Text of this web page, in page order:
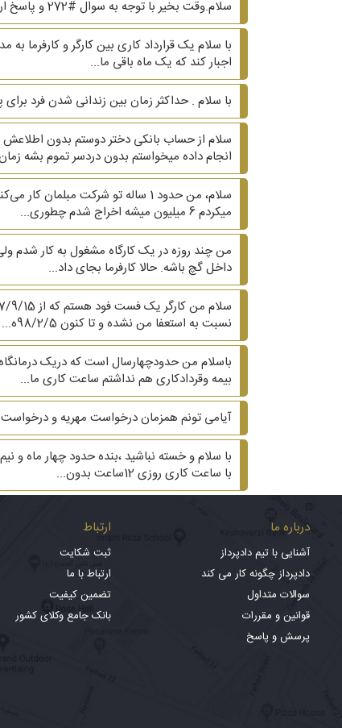
سلام.وقت بخیر با توجه به سوال #272 و پاسخ ارسال شده هزینه تنظیم قرارداد انتقال حقوق مالکیت فکری توسط مجموعه شما (دادپرداز) چقدر میشه؟
با سلام یک قرارداد کاری بین کارگر و کارفرما
اجبار کند که یک ماه باقی ما...
با سلام . حداکثر زمان بین زندانی شدن فرد
سلام از حساب بانکی دختر دوستم بدون
انجام داده میخواستم بدون دردسر تموم بشه
میکردم 6 میلیون میشه اخراج شدم چطوری...
من چند روزه در یک کارگاه مشغول به کار شدم
داخل گچ باشه. حالا کارفرما بجای داد...
نسبت به استعفا من نشده و تا کنون 98/2/5ه...
باسلام من حدودچهارسال است که دریک
بیمه وقردادکاری هم نداشتم ساعت کاری ما...
آیامی تونم همزمان درخواست مهریه و
با ساعت کاری روزی 12ساعت بدون...
درباره ما
آشنایی با تیم دادپرداز
دادپرداز چگونه کار می کند
سوالات متداول
قوانین و مقررات
پرسش و پاسخ
ارتباط
ثبت شکایت
ارتباط با ما
تضمین کیفیت
بانک جامع وکلای کشور